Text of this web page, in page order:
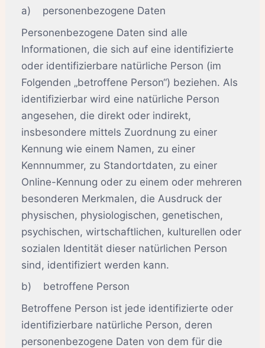
a) personenbezogene Daten
Personenbezogene Daten sind alle
Informationen, die sich auf eine identifizierte
oder identifizierbare natürliche Person (im
Folgenden „betroffene Person“) beziehen. Als
identifizierbar wird eine natürliche Person
angesehen, die direkt oder indirekt,
insbesondere mittels Zuordnung zu einer
Kennung wie einem Namen, zu einer
Kennnummer, zu Standortdaten, zu einer
Online-Kennung oder zu einem oder mehreren
besonderen Merkmalen, die Ausdruck der
physischen, physiologischen, genetischen,
psychischen, wirtschaftlichen, kulturellen oder
sozialen Identität dieser natürlichen Person
sind, identifiziert werden kann.
b) betroffene Person
Betroffene Person ist jede identifizierte oder
identifizierbare natürliche Person, deren
personenbezogene Daten von dem für die